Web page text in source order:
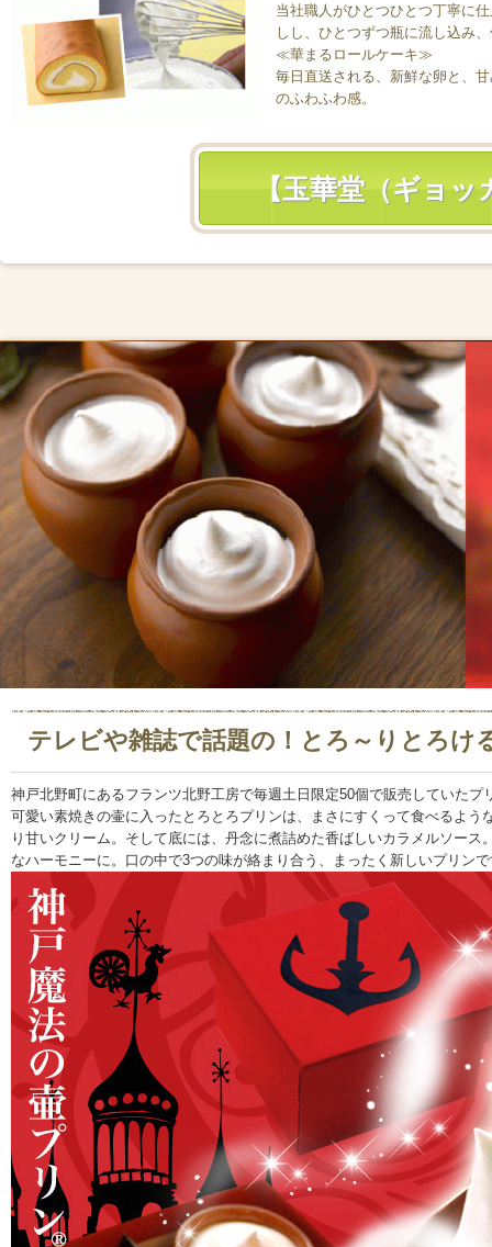
当社職人がひとつひとつ丁寧に
しし、ひとつずつ瓶に流し込み
≪華まるロールケーキ≫
毎日直送される、新鮮な卵と、
のふわふわ感。
【玉華堂（ギョ
テレビや雑誌で話題の！とろ～りとろけ
神戸北野町にあるフランツ北野工房で毎週土日限定50個で販売していたプ
可愛い素焼きの壷に入ったとろとろプリンは、まさにすくって食べるよ
り甘いクリーム。そして底には、丹念に煮詰めた香ばしいカラメルソー
なハーモニーに。口の中で3つの味が絡まり合う、まったく新しいプリン